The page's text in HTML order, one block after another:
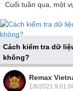
Cuối tuần qua, một
Cách kiểm tra dữ
không?
Một vụ vi phạm dữ liệu
Remax
1/8/2021